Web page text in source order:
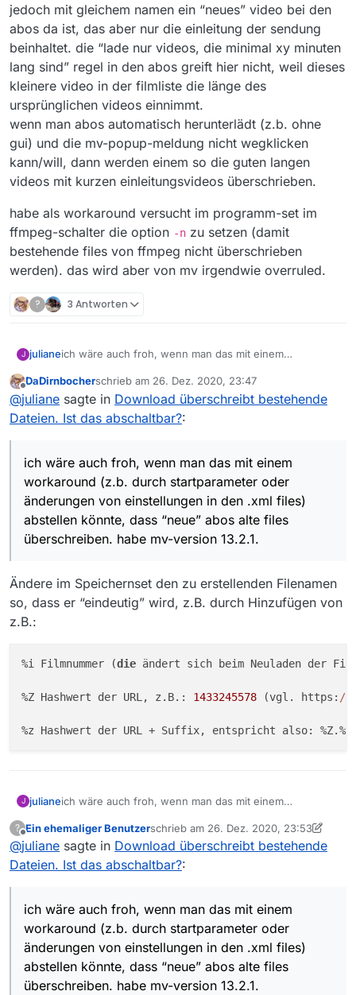
jedoch mit gleichem namen ein “neues” video bei den
abos da ist, das aber nur die einleitung der sendung
beinhaltet. die “lade nur videos, die minimal xy minuten
lang sind” regel in den abos greift hier nicht, weil dieses
kleinere video in der filmliste die länge des
ursprünglichen videos einnimmt.
wenn man abos automatisch herunterlädt (z.b. ohne
gui) und die mv-popup-meldung nicht wegklicken
kann/will, dann werden einem so die guten langen
videos mit kurzen einleitungsvideos überschrieben.
habe als workaround versucht im programm-set im
ffmpeg-schalter die option -n zu setzen (damit
bestehende files von ffmpeg nicht überschrieben
werden). das wird aber von mv irgendwie overruled.
? 3 Antworten
J julianeich wäre auch froh, wenn man das mit einem
änderungen von einstellungen in den .xml files)
abstellen könnte, dass “neue” abos alte files
überschreiben. habe mv-version 13.2.1.
Bei orf-nachrichtensendungen kommt es z.b. sehr
häufig vor, dass an tag1 (tag der ausstrahlung) das
korrekte lange video heruntergeladen wird, an tag2
beinhaltet. die “lade nur videos, die minimal xy minuten
lang sind” regel in den abos greift hier nicht, weil
dieses kleinere video in der filmliste die länge des
ursprünglichen videos einnimmt.
wenn man abos automatisch herunterlädt (z.b. ohne
gui) und die mv-popup-meldung nicht wegklicken
habe als workaround versucht im programm-set im
werden). das wird aber von mv irgendwie overruled.
Offline
DaDirnbocherschrieb am 26. Dez. 2020, 23:47
zuletzt editiert von
@juliane sagte in Download überschreibt bestehende
Dateien. Ist das abschaltbar?:
ich wäre auch froh, wenn man das mit einem
workaround (z.b. durch startparameter oder
änderungen von einstellungen in den .xml files)
abstellen könnte, dass “neue” abos alte files
überschreiben. habe mv-version 13.2.1.
Ändere im Speichernset den zu erstellenden Filenamen
so, dass er “eindeutig” wird, z.B. durch Hinzufügen von
z.B.:
%i Filmnummer (die ändert sich beim Neuladen der
%Z Hashwert der URL, z.B.: 1433245578 (vgl. https: //
%z Hashwert der URL + Suffix, entspricht also:
J julianeich wäre auch froh, wenn man das mit einem
änderungen von einstellungen in den .xml files)
abstellen könnte, dass “neue” abos alte files
überschreiben. habe mv-version 13.2.1.
Bei orf-nachrichtensendungen kommt es z.b. sehr
häufig vor, dass an tag1 (tag der ausstrahlung) das
korrekte lange video heruntergeladen wird, an tag2
beinhaltet. die “lade nur videos, die minimal xy minuten
lang sind” regel in den abos greift hier nicht, weil
dieses kleinere video in der filmliste die länge des
ursprünglichen videos einnimmt.
wenn man abos automatisch herunterlädt (z.b. ohne
gui) und die mv-popup-meldung nicht wegklicken
habe als workaround versucht im programm-set im
werden). das wird aber von mv irgendwie overruled.
?
Offline
Ein ehemaliger Benutzerschrieb am 26. Dez. 2020, 23:53
zuletzt editiert von Ein ehemaliger
@juliane sagte in Download überschreibt bestehende
Dateien. Ist das abschaltbar?:
ich wäre auch froh, wenn man das mit einem
workaround (z.b. durch startparameter oder
änderungen von einstellungen in den .xml files)
abstellen könnte, dass “neue” abos alte files
überschreiben. habe mv-version 13.2.1.